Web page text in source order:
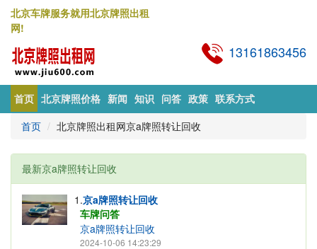
北京车牌服务就用北京牌照出租
网!
13161863456
首页 北京牌照价格 新闻 知识 问答 政策 联系方式
首页
北京牌照出租网京a牌照转让回收
最新京a牌照转让回收
1.京a牌照转让回收
车牌问答
京a牌照转让回收
2024-10-06 14:23:29